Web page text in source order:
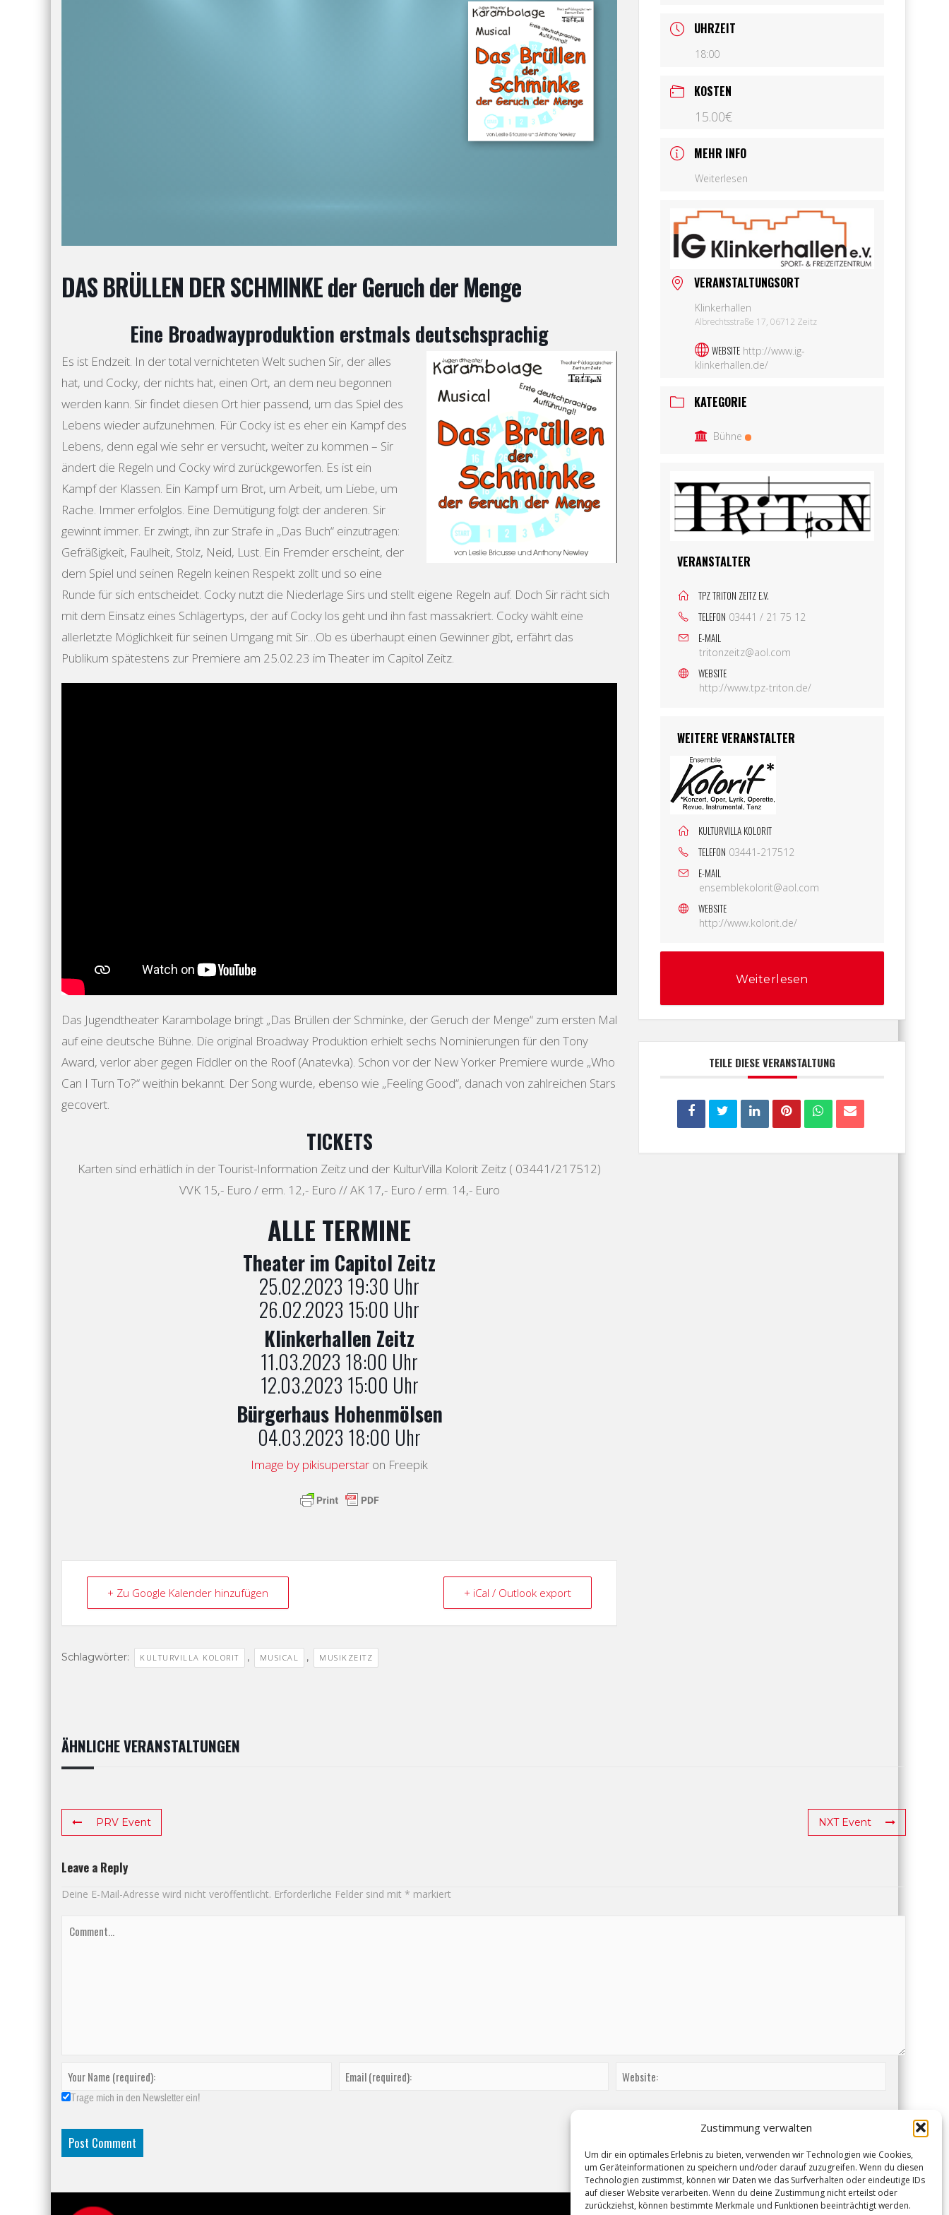
Zustimmung verwalten
Um dir ein optimales Erlebnis zu bieten, verwenden wir Technologien wie Cookies,
um Geräteinformationen zu speichern und/oder darauf zuzugreifen. Wenn du diesen
Technologien zustimmst, können wir Daten wie das Surfverhalten oder eindeutige IDs
auf dieser Website verarbeiten. Wenn du deine Zustimmung nicht erteilst oder
zurückziehst, können bestimmte Merkmale und Funktionen beeinträchtigt werden.
DAS BRÜLLEN DER SCHMINKE der Geruch der Menge
Eine Broadwayproduktion erstmals deutschsprachig
Es ist Endzeit. In der total vernichteten Welt suchen Sir, der alles
hat, und Cocky, der nichts hat, einen Ort, an dem neu begonnen
werden kann. Sir findet diesen Ort hier passend, um das Spiel des
Lebens wieder aufzunehmen. Für Cocky ist es eher ein Kampf des
Lebens, denn egal wie sehr er versucht, weiter zu kommen – Sir
ändert die Regeln und Cocky wird zurückgeworfen. Es ist ein
Kampf der Klassen. Ein Kampf um Brot, um Arbeit, um Liebe, um
Rache. Immer erfolglos. Eine Demütigung folgt der anderen. Sir
gewinnt immer. Er zwingt, ihn zur Strafe in „Das Buch“ einzutragen:
Gefräßigkeit, Faulheit, Stolz, Neid, Lust. Ein Fremder erscheint, der
dem Spiel und seinen Regeln keinen Respekt zollt und so eine
Runde für sich entscheidet. Cocky nutzt die Niederlage Sirs und stellt eigene Regeln auf. Doch Sir rächt sich
mit dem Einsatz eines Schlägertyps, der auf Cocky los geht und ihn fast massakriert. Cocky wählt eine
allerletzte Möglichkeit für seinen Umgang mit Sir…Ob es überhaupt einen Gewinner gibt, erfährt das
Publikum spätestens zur Premiere am 25.02.23 im Theater im Capitol Zeitz.
Das Jugendtheater Karambolage bringt „Das Brüllen der Schminke, der Geruch der Menge“ zum ersten Mal
auf eine deutsche Bühne. Die original Broadway Produktion erhielt sechs Nominierungen für den Tony
Award, verlor aber gegen Fiddler on the Roof (Anatevka). Schon vor der New Yorker Premiere wurde „Who
Can I Turn To?“ weithin bekannt. Der Song wurde, ebenso wie „Feeling Good“, danach von zahlreichen Stars
gecovert.
TICKETS
Karten sind erhätlich in der Tourist-Information Zeitz und der KulturVilla Kolorit Zeitz ( 03441/217512)
VVK 15,- Euro / erm. 12,- Euro // AK 17,- Euro / erm. 14,- Euro
ALLE TERMINE
Theater im Capitol Zeitz
25.02.2023 19:30 Uhr
26.02.2023 15:00 Uhr
Klinkerhallen Zeitz
11.03.2023 18:00 Uhr
12.03.2023 15:00 Uhr
Bürgerhaus Hohenmölsen
04.03.2023 18:00 Uhr
Image by pikisuperstar on Freepik
+ Zu Google Kalender hinzufügen + iCal / Outlook export
Schlagwörter: KULTURVILLA KOLORIT , MUSICAL , MUSIKZEITZ
UHRZEIT
18:00
KOSTEN
15.00€
MEHR INFO
Weiterlesen
VERANSTALTUNGSORT
Klinkerhallen
Albrechtsstraße 17, 06712 Zeitz
WEBSITE http://www.ig-
klinkerhallen.de/
KATEGORIE
Bühne
VERANSTALTER
TPZ TRITON ZEITZ E.V.
TELEFON 03441 / 21 75 12
E-MAIL
tritonzeitz@aol.com
WEBSITE
http://www.tpz-triton.de/
WEITERE VERANSTALTER
KULTURVILLA KOLORIT
TELEFON 03441-217512
E-MAIL
ensemblekolorit@aol.com
WEBSITE
http://www.kolorit.de/
Weiterlesen
TEILE DIESE VERANSTALTUNG
ÄHNLICHE VERANSTALTUNGEN
PRV Event NXT Event
Leave a Reply
Deine E-Mail-Adresse wird nicht veröffentlicht. Erforderliche Felder sind mit * markiert
Trage mich in den Newsletter ein!